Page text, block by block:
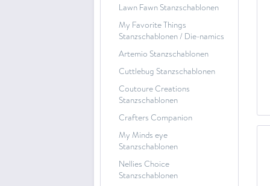
Lawn Fawn Stanzschablonen
My Favorite Things
Stanzschablonen / Die-namics
Artemio Stanzschablonen
Cuttlebug Stanzschablonen
Coutoure Creations
Stanzschablonen
Crafters Companion
My Minds eye
Stanzschablonen
Nellies Choice
Stanzschablonen